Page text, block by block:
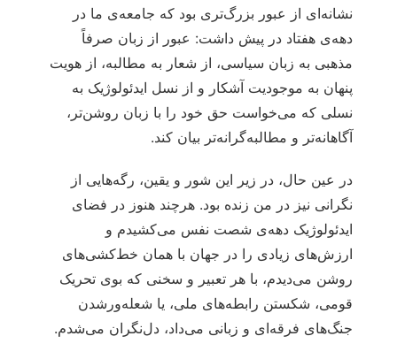
نشانه‌ای از عبور بزرگ‌تری بود که جامعه‌ی ما در
دهه‌ی هفتاد در پیش داشت: عبور از زبان صرفاً
مذهبی به زبان سیاسی، از شعار به مطالبه، از هویت
پنهان به موجودیت آشکار و از نسل ایدئولوژیک به
نسلی که می‌خواست حق خود را با زبان روشن‌تر،
آگاهانه‌تر و مطالبه‌گرانه‌تر بیان کند.
در عین حال، در زیر این شور و یقین، رگه‌هایی از
نگرانی نیز در من زنده بود. هرچند هنوز در فضای
ایدئولوژیک دهه‌ی شصت نفس می‌کشیدم و
ارزش‌های زیادی را در جهان با همان خط‌کشی‌های
روشن می‌دیدم، با هر تعبیر و سخنی که بوی تحریک
قومی، شکستن رابطه‌های ملی، یا شعله‌ورشدن
جنگ‌های فرقه‌ای و زبانی می‌داد، دل‌نگران می‌شدم.